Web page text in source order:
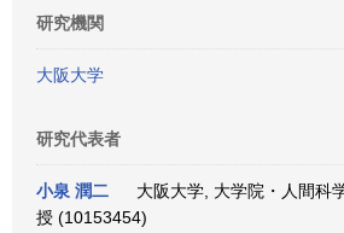
研究機関
大阪大学
研究代表者
小泉 潤二
大阪大学, 大学院・人間科
授 (10153454)